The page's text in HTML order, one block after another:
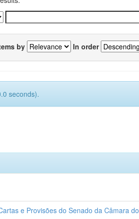
by In order
seconds).
e Provisões do Senado da Câmara do